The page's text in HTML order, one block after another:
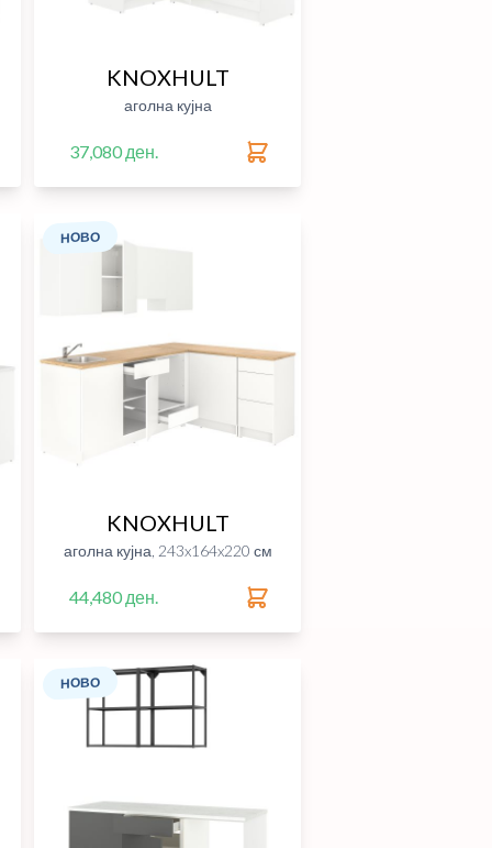
KNOXHULT
аголна кујна
37,080 ден.
НОВО
KNOXHULT
аголна кујна, 243x164x220 см
44,480 ден.
НОВО